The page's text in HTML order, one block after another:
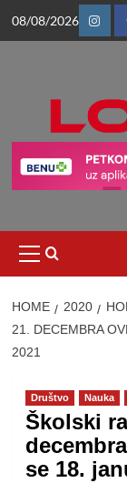
08/08/2026
Menu
HOME 2020
21. DECEMBRA
2021
Društvo Nauka
Školski
se 18.